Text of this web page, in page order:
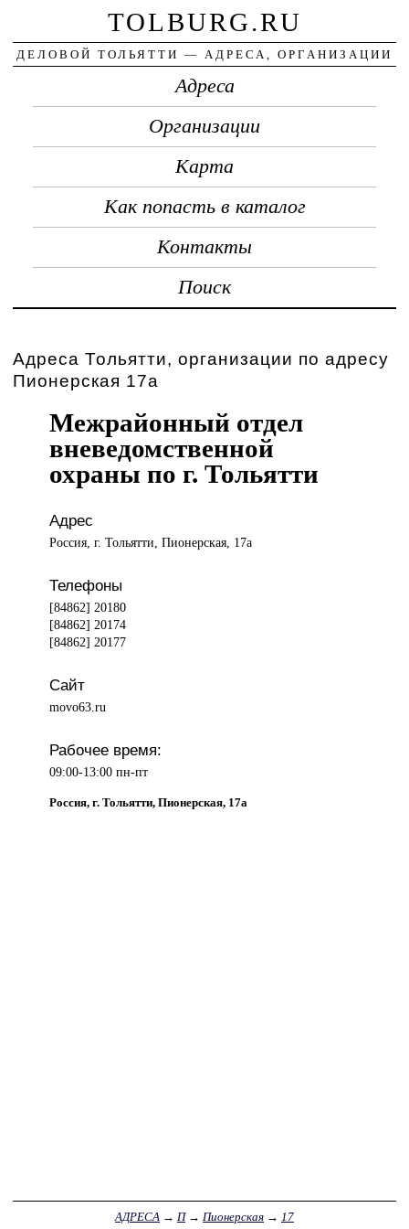
TOLBURG.RU
ДЕЛОВОЙ ТОЛЬЯТТИ — АДРЕСА, ОРГАНИЗАЦИИ
Адреса
Организации
Карта
Как попасть в каталог
Контакты
Поиск
Адреса Тольятти, организации по адресу
Пионерская 17а
Межрайонный отдел
вневедомственной
охраны по г. Тольятти
Адрес
Россия, г. Тольятти, Пионерская, 17а
Телефоны
[84862] 20180
[84862] 20174
[84862] 20177
Сайт
movo63.ru
Рабочее время:
09:00-13:00 пн-пт
Россия, г. Тольятти, Пионерская, 17а
АДРЕСА → П→ Пионерская → 17